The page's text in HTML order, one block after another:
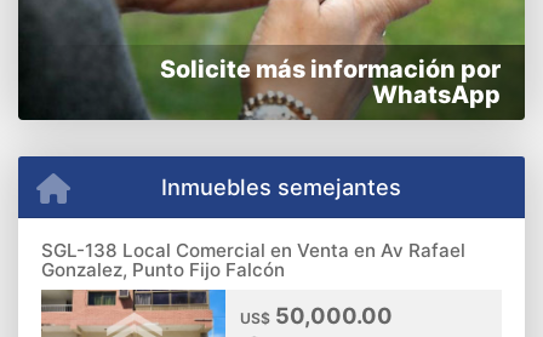
Solicite más información por
WhatsApp
Inmuebles semejantes
SGL-138 Local Comercial en Venta en Av Rafael
Gonzalez, Punto Fijo Falcón
US$ 50,000.00